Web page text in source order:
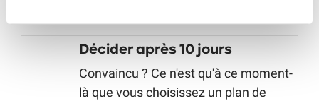
Décider après 10 jours
Convaincu ? Ce n'est qu'à ce moment-
là que vous choisissez un plan de